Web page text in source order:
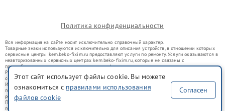
Политика конфиденциальности
Вся информация на сайте носит исключительно справочный характер.
Товарные знаки используются исключительно для описания устройств, в отношении которых
сервисные центры kem.beko-fixim.ru предоставляют услуги по ремонту. Услуги оказываются в
неавторизованных сервисных центрах kem.beko-fixim.ru, которые не связаны с
правообладателями товарных знаков или их официальными представителями.
Ремонт осуществляется для устройств, уже введенных в гражданский оборот в соответствии
со статьей 1487 ГК РФ.
Использование товарных знаков не преследует цели индивидуализации услуг или введения
потребителей в заблуждение, а служит для информирования о предоставляемых услугах по
ремонту техники указанных брендов.
Представленная на сайте информация не является публичной офертой, определяемой
положениями Статьи 437(2) Гражданского кодекса РФ
Этот сайт использует файлы cookie. Вы можете
ознакомиться с правилами использования
файлов cookie
Согласен